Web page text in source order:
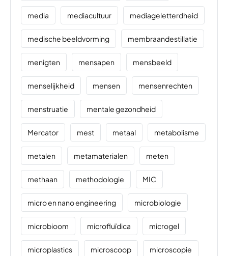
media mediacultuur mediageletterdheid
medische beeldvorming membraandestillatie
menigten mensapen mensbeeld
menselijkheid mensen mensenrechten
menstruatie mentale gezondheid
Mercator mest metaal metabolisme
metalen metamaterialen meten
methaan methodologie MIC
micro en nano engineering microbiologie
microbioom microfluïdica microgel
microplastics microscoop microscopie